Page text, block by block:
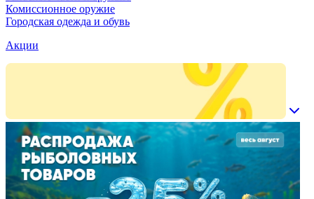
Комиссионное оружие
Городская одежда и обувь
Акции